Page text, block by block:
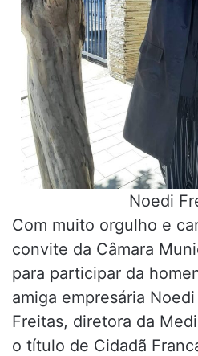
Noedi
Com muito orgulho e
convite da Câmara
para participar da
amiga empresária
Freitas, diretora da
o título de Cidadã